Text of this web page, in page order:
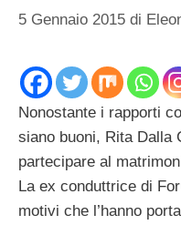
5 Gennaio 2015 di
Nonostante i rapporti
siano buoni, Rita Dalla
partecipare al
La ex conduttrice di
motivi che l’hanno